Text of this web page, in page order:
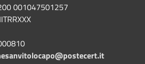
001047501257